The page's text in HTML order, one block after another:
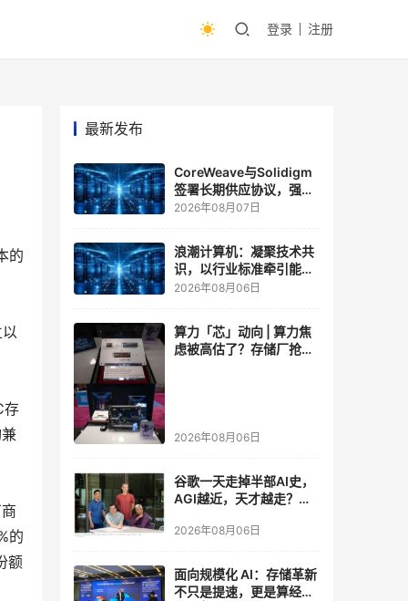
登录 注册
的
存
的
额
最新发布
CoreWeave与Solidigm
签署长期供应协议，强化
一体化人工智能云平台
2026年08月07日
浪潮计算机：凝聚技术共
识，以行业标准牵引能力
跃升
2026年08月06日
算力「芯」动向 | 算力焦
虑被高估了？存储厂抢了
2026年08月06日
谷歌一天走掉半部AI史，
AGI越近，天才越走？大
自己的研发节奏
2026年08月06日
面向规模化 AI：存储革新
不只是提速，更是算经济